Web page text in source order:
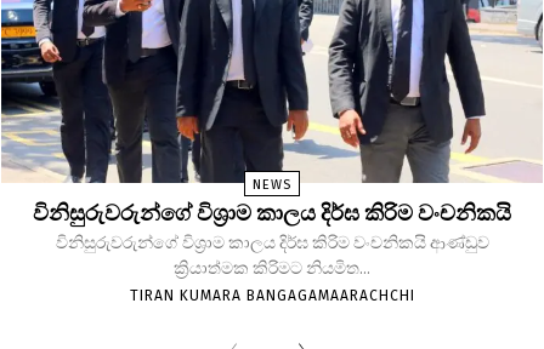
NEWS
විනිසුරුවරුන්ගේ විශ්‍රාම කාලය දිර්ඝ කිරිම වංචනිකයි
විනිසුරුවරුන්ගේ විශ්‍රාම කාලය දිර්ඝ කිරිම වංචනිකයි ආණ්ඩුව
ක්‍රියාත්මක කිරිමට නියමිත...
TIRAN KUMARA BANGAGAMAARACHCHI